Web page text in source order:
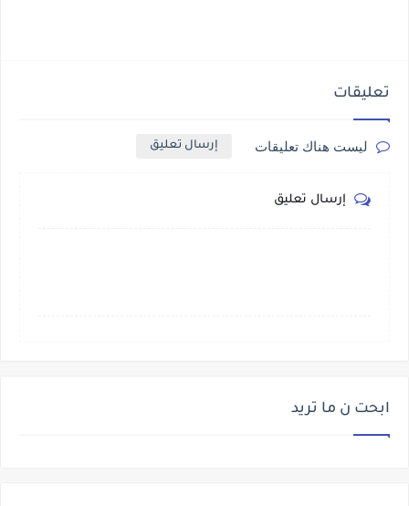
تعليقات
ليست هناك تعليقات إرسال تعليق
إرسال تعليق
ابحت ن ما تريد